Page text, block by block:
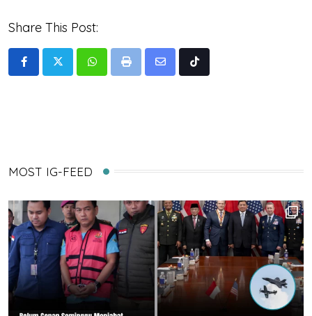
Share This Post:
WhatsappPrint
Share
Tiktok
MOST IG-FEED